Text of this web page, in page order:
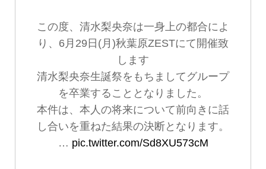
この度、清水梨央奈は一身上の都合によ
り、6月29日(月)秋葉原ZESTにて開催致
します
清水梨央奈生誕祭をもちましてグループ
を卒業することとなりました。
本件は、本人の将来について前向きに話
し合いを重ねた結果の決断となります。
… pic.twitter.com/Sd8XU573cM